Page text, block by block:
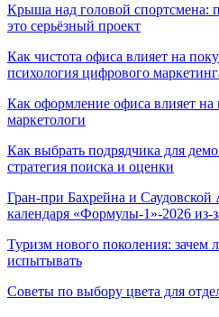
Крыша над головой спортсмена:
это серьёзный проект
Как чистота офиса влияет на
психология цифрового
Как оформление офиса влияет
маркетологи
Как выбрать подрядчика для
стратегия поиска и оценки
Гран-при Бахрейна и Саудовской
календаря «Формулы-1»-2026 из-
Туризм нового поколения: зачем
испытывать
Советы по выбору цвета для